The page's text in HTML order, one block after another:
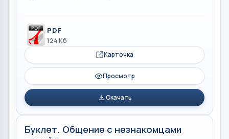
PDF
124 Кб
Карточка
Просмотр
Скачать
Буклет. Общение с незнакомцами